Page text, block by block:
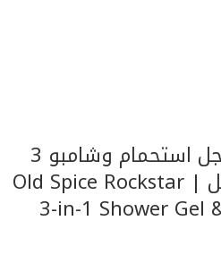
Old Spice Rockstar جل استحمام وشامبو 3
في 1 للرجال – 400 مل | Old Spice Rockstar
3-in-1 Shower Gel